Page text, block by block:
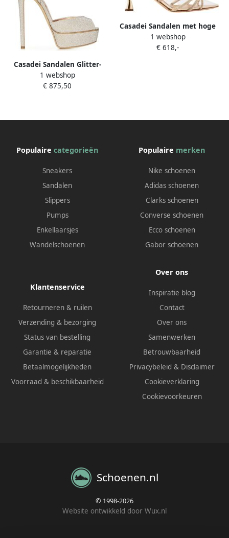
Casadei Sandalen Glitter-
Finish High Heel Sandals in
beige
1 webshop
€ 875,50
Casadei Sandalen met hoge
hakken Geel Dames
1 webshop
€ 618,-
Populaire categorieën
Sneakers
Sandalen
Slippers
Pumps
Enkellaarsjes
Wandelschoenen
Populaire merken
Nike schoenen
Adidas schoenen
Clarks schoenen
Converse schoenen
Ecco schoenen
Gabor schoenen
Klantenservice
Retourneren & ruilen
Verzending & bezorging
Status van bestelling
Garantie & reparatie
Betaalmogelijkheden
Voorraad & beschikbaarheid
Over ons
Inspiratie blog
Contact
Over ons
Samenwerken
Betrouwbaarheid
Privacybeleid & Disclaimer
Cookieverklaring
Cookievoorkeuren
Schoenen.nl
© 1998-2026
Website ontwikkeld door Wux.nl